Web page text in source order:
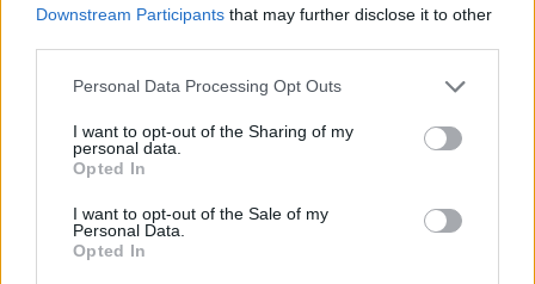
Downstream Participants that may further disclose it to other
Personal Data Processing Opt Outs
I want to opt-out of the Sharing of my
personal data.
Opted In
I want to opt-out of the Sale of my
Personal Data.
Opted In
SERVICE SRL
DROCCO S.N.C DI
non pervenuto
CAIRO RENT
F.Z. DI